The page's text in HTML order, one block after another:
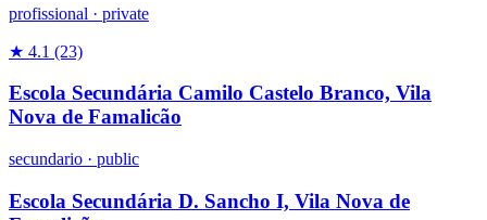
profissional · private
★ 4.1 (23)
Escola Secundária Camilo Castelo Branco, Vila
Nova de Famalicão
secundario · public
Escola Secundária D. Sancho I, Vila Nova de